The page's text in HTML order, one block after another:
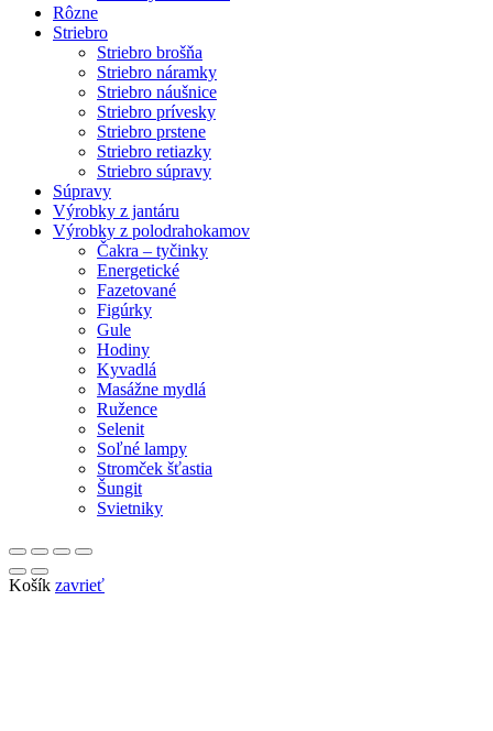
Rôzne
Striebro
Striebro brošňa
Striebro náramky
Striebro náušnice
Striebro prívesky
Striebro prstene
Striebro retiazky
Striebro súpravy
Súpravy
Výrobky z jantáru
Výrobky z polodrahokamov
Čakra – tyčinky
Energetické
Fazetované
Figúrky
Gule
Hodiny
Kyvadlá
Masážne mydlá
Ružence
Selenit
Soľné lampy
Stromček šťastia
Šungit
Svietniky
Košík zavrieť